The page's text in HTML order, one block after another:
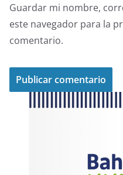
Guardar mi nombre,
este navegador para la
comentario.